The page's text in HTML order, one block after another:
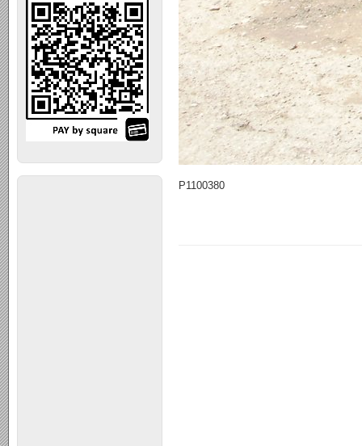
P1100380